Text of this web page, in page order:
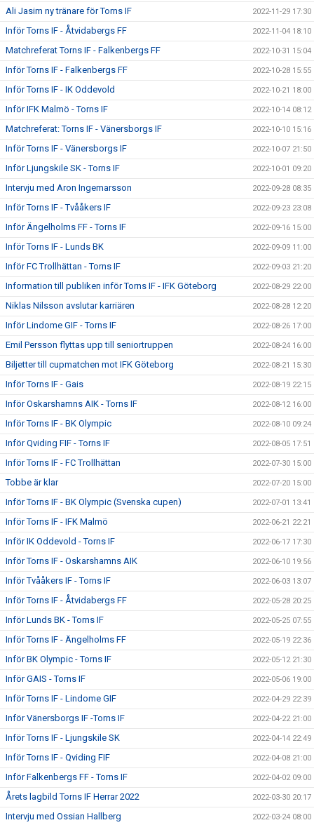
Ali Jasim ny tränare för Torns IF 2022-11-29 17:30
Inför Torns IF - Åtvidabergs FF 2022-11-04 18:10
Matchreferat Torns IF - Falkenbergs FF 2022-10-31 15:04
Inför Torns IF - Falkenbergs FF 2022-10-28 15:55
Inför Torns IF - IK Oddevold 2022-10-21 18:00
Inför IFK Malmö - Torns IF 2022-10-14 08:12
Matchreferat: Torns IF - Vänersborgs IF 2022-10-10 15:16
Inför Torns IF - Vänersborgs IF 2022-10-07 21:50
Inför Ljungskile SK - Torns IF 2022-10-01 09:20
Intervju med Aron Ingemarsson 2022-09-28 08:35
Inför Torns IF - Tvååkers IF 2022-09-23 23:08
Inför Ängelholms FF - Torns IF 2022-09-16 15:00
Inför Torns IF - Lunds BK 2022-09-09 11:00
Inför FC Trollhättan - Torns IF 2022-09-03 21:20
Information till publiken inför Torns IF - IFK Göteborg 2022-08-29 22:00
Niklas Nilsson avslutar karriären 2022-08-28 12:20
Inför Lindome GIF - Torns IF 2022-08-26 17:00
Emil Persson flyttas upp till seniortruppen 2022-08-24 16:00
Biljetter till cupmatchen mot IFK Göteborg 2022-08-21 15:30
Inför Torns IF - Gais 2022-08-19 22:15
Inför Oskarshamns AIK - Torns IF 2022-08-12 16:00
Inför Torns IF - BK Olympic 2022-08-10 09:24
Inför Qviding FIF - Torns IF 2022-08-05 17:51
Inför Torns IF - FC Trollhättan 2022-07-30 15:00
Tobbe är klar 2022-07-20 15:00
Inför Torns IF - BK Olympic (Svenska cupen) 2022-07-01 13:41
Inför Torns IF - IFK Malmö 2022-06-21 22:21
Inför IK Oddevold - Torns IF 2022-06-17 17:30
Inför Torns IF - Oskarshamns AIK 2022-06-10 19:56
Inför Tvååkers IF - Torns IF 2022-06-03 13:07
Inför Torns IF - Åtvidabergs FF 2022-05-28 20:25
Inför Lunds BK - Torns IF 2022-05-25 07:55
Inför Torns IF - Ängelholms FF 2022-05-19 22:36
Inför BK Olympic - Torns IF 2022-05-12 21:30
Inför GAIS - Torns IF 2022-05-06 19:00
Inför Torns IF - Lindome GIF 2022-04-29 22:39
Inför Vänersborgs IF -Torns IF 2022-04-22 21:00
Inför Torns IF - Ljungskile SK 2022-04-14 22:49
Inför Torns IF - Qviding FIF 2022-04-08 21:00
Inför Falkenbergs FF - Torns IF 2022-04-02 09:00
Årets lagbild Torns IF Herrar 2022 2022-03-30 20:17
Intervju med Ossian Hallberg 2022-03-24 08:00